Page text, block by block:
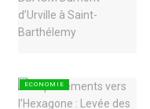
ECONOMIE